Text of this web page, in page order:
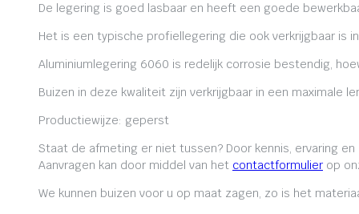
De legering is goed lasbaar en heeft een goede
Het is een typische profiellegering die ook verkrijgbaar is
Aluminiumlegering 6060 is redelijk corrosie bestendig,
Buizen in deze kwaliteit zijn verkrijgbaar in een maximale
Productiewijze: geperst
Staat de afmeting er niet tussen? Door kennis, ervaring
Aanvragen kan door middel van het contactformulier op
We kunnen buizen voor u op maat zagen, zo is het